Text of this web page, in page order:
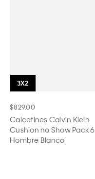
$829.00
Calcetines Calvin Klein
Cushion no Show Pack 6
Hombre Blanco